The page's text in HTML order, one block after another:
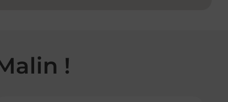
!